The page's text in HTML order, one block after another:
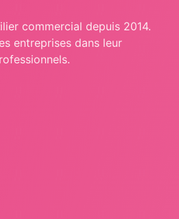
commercial depuis 2014.
entreprises dans leur